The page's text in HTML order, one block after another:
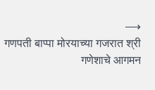
गणपती बाप्पा मोरयाच्या गजरात श्री
गणेशाचे आगमन
⟶